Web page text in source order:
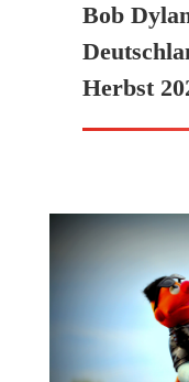
Bob
Herbst